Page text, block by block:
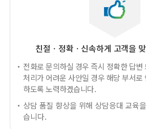
친절ㆍ정확ㆍ신속하게 고객을
전화로 문의하실 경우 즉시 정확한 답변
처리가 어려운 사안일 경우 해당 부서로
하도록 노력하겠습니다.
상담 품질 향상을 위해 상담응대 교육
습니다.